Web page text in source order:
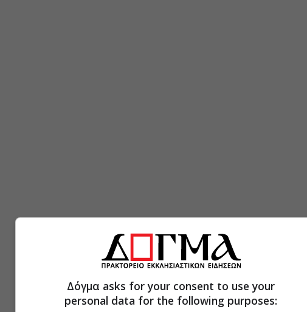
Δόγμα asks for your consent to use your
personal data for the following purposes: